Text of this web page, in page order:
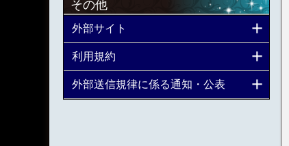
その他
外部サイト
利用規約
外部送信規律に係る通知・公表